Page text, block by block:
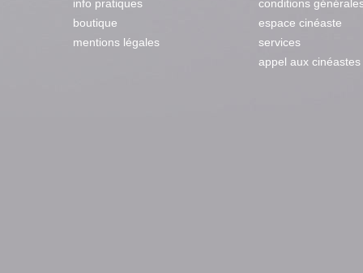
info pratiques
boutique
mentions légales
conditions
espace cinéaste
services
appel aux cinéastes